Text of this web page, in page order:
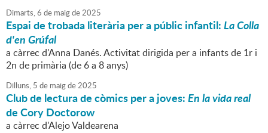
Dimarts,6 de maigde2025
Espai de trobada literària per a públic infantil:La Colla
d'en Grúfal
a càrrec d'Anna Danés. Activitat dirigida per a infants de 1r i
2n de primària (de 6 a 8 anys)
Dilluns, 5 de maigde2025
Club de lectura de còmics per a joves:En la vida real
de Cory Doctorow
a càrrec d'Alejo Valdearena